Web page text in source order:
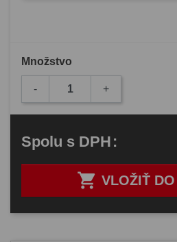
Množstvo
- +
 VLOŽIŤ
Spolu s DPH: